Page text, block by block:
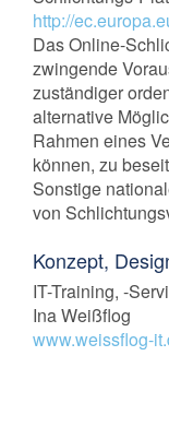
http://
Das Online-
zwingende
zuständiger
alternative
Rahmen eines
können, zu
Sonstige
von
Konzept,
IT-Training, -
Ina Weißflog
www.weissflog-